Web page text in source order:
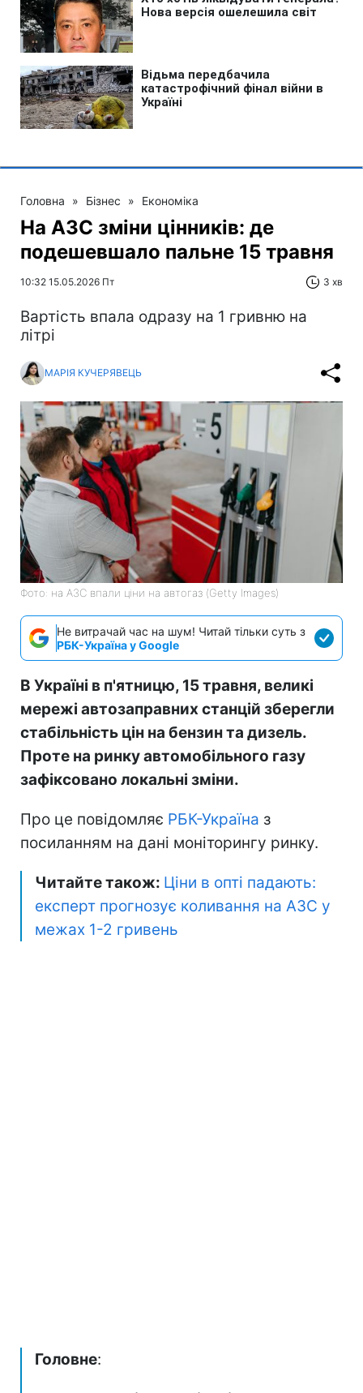
Головна » Бізнес » Економіка
На АЗС зміни цінників: де
подешевшало пальне 15 травня
10:32 15.05.2026 Пт 3 хв
Вартість впала одразу на 1 гривню на
літрі
МАРІЯ КУЧЕРЯВЕЦЬ
Фото: на АЗС впали ціни на автогаз (Getty Images)
Не витрачай час на шум! Читай тільки суть з
РБК-Україна у Google
В Україні в п'ятницю, 15 травня, великі
мережі автозаправних станцій зберегли
стабільність цін на бензин та дизель.
Проте на ринку автомобільного газу
зафіксовано локальні зміни.
Про це повідомляє РБК-Україна з
посиланням на дані моніторингу ринку.
Читайте також: Ціни в опті падають:
експерт прогнозує коливання на АЗС у
межах 1-2 гривень
Головне: